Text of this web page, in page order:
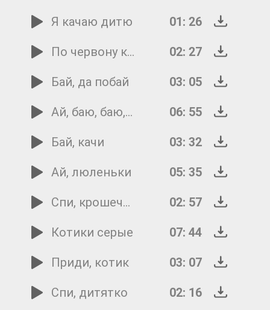
Я качаю дитю
01: 26
По червону калину
02: 27
Бай, да побай
03: 05
Ай, баю, баю, баю
06: 55
Бай, качи
03: 32
Ай, люленьки
05: 35
Спи, крошечка моя
02: 57
Котики серые
07: 44
Приди, котик
03: 07
Спи, дитятко
02: 16